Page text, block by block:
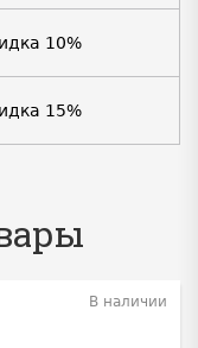
10%
15%
В наличии